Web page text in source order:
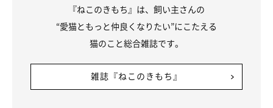
『ねこのきもち』は、飼い主さんの
“愛猫ともっと仲良くなりたい”にこたえる
猫のこと総合雑誌です。
雑誌『ねこのきもち』